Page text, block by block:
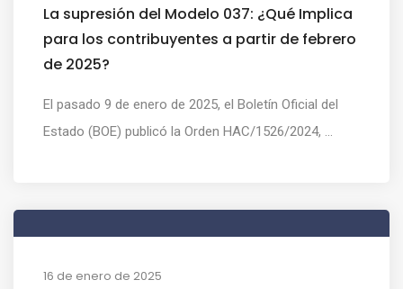
La supresión del Modelo 037: ¿Qué Implica
para los contribuyentes a partir de febrero
de 2025?
El pasado 9 de enero de 2025, el Boletín Oficial del
Estado (BOE) publicó la Orden HAC/1526/2024, ...
16 de enero de 2025